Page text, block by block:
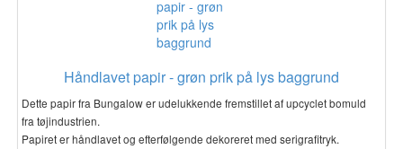
Håndlavet papir - grøn prik på lys baggrund
Dette papir fra Bungalow er udelukkende fremstillet af upcyclet bomuld
fra tøjindustrien.
Papiret er håndlavet og efterfølgende dekoreret med serigrafitryk.